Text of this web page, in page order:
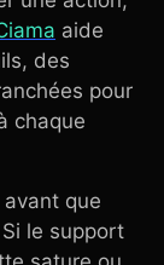
aide
des
pour
chaque
que
le support